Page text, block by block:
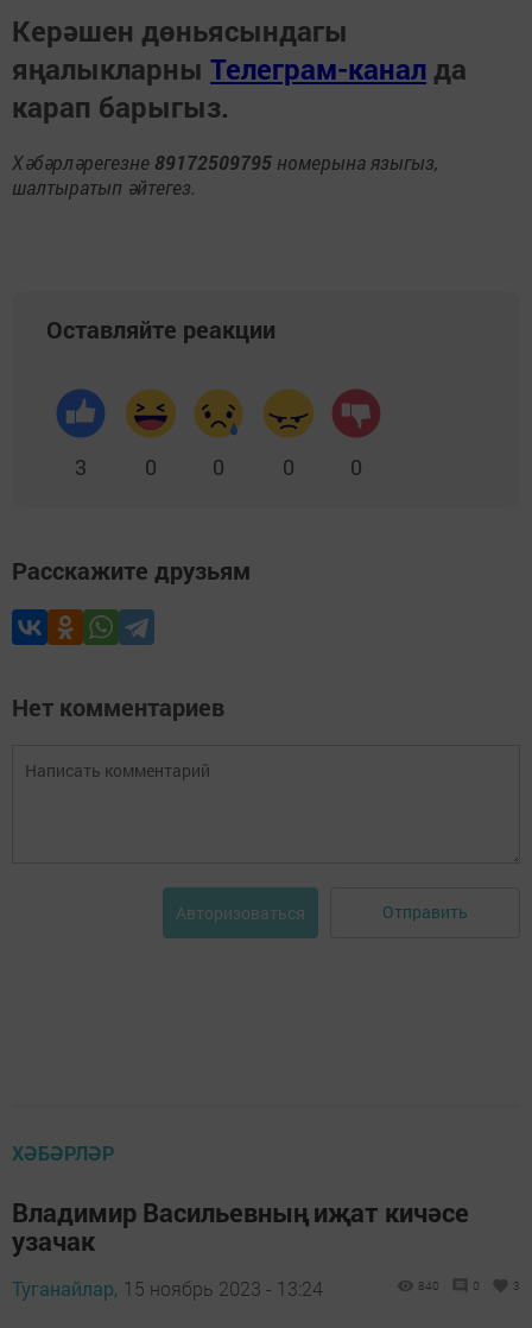
Керәшен дөньясындагы
яңалыкларны Телеграм-канал да
карап барыгыз.
Хәбәрләрегезне 89172509795 номерына языгыз,
шалтыратып әйтегез.
Оставляйте реакции
3 0 0 0 0
Расскажите друзьям
Нет комментариев
Авторизоваться Отправить
ХӘБӘРЛӘР
Владимир Васильевның иҗат кичәсе
узачак
Туганайлар, 15 ноябрь 2023 - 13:24 840 0 3